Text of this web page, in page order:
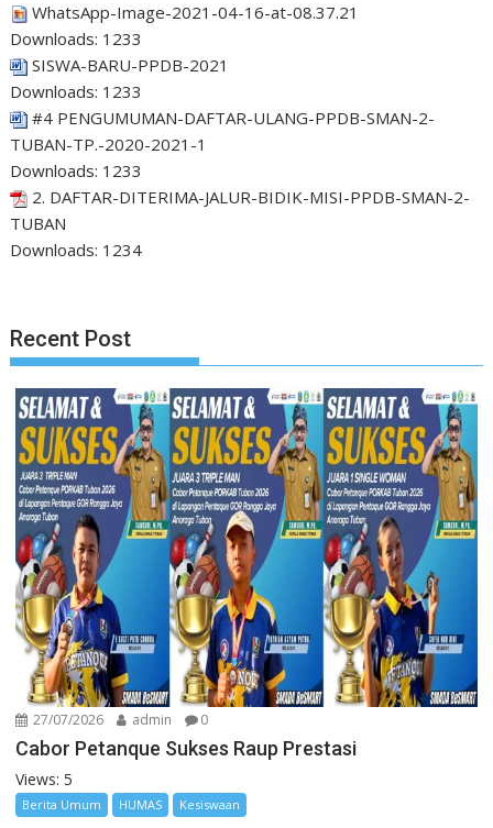
WhatsApp-Image-2021-04-16-at-08.37.21
Downloads: 1233
SISWA-BARU-PPDB-2021
Downloads: 1233
#4 PENGUMUMAN-DAFTAR-ULANG-PPDB-SMAN-2-
TUBAN-TP.-2020-2021-1
Downloads: 1233
2. DAFTAR-DITERIMA-JALUR-BIDIK-MISI-PPDB-SMAN-2-
TUBAN
Downloads: 1234
Recent Post
27/07/2026 admin 0
Cabor Petanque Sukses Raup Prestasi
Views: 5
Berita Umum HUMAS Kesiswaan